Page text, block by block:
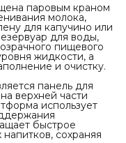
паровым краном
молока,
для капучино или
для воды,
пищевого
жидкости, а
и очистку.
панель для
верхней части
использует
быстрое
сохраняя